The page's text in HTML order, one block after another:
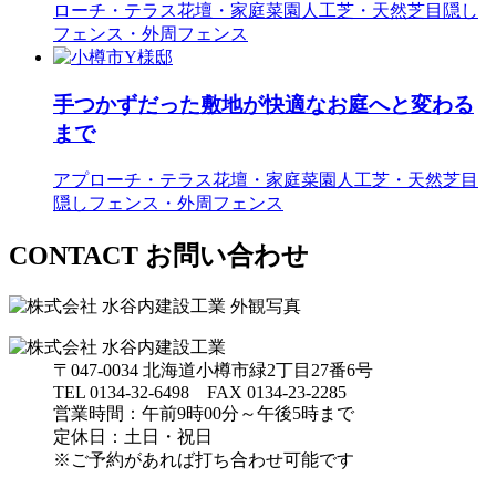
ローチ・テラス花壇・家庭菜園 人工芝・天然芝目隠し
フェンス・外周フェンス
手つかずだった敷地が快適なお庭へと変わる
まで
アプローチ・テラス花壇・家庭菜園 人工芝・天然芝目
隠しフェンス・外周フェンス
CONTACT お問い合わせ
〒047-0034 北海道小樽市緑2丁目27番6号
TEL 0134-32-6498 FAX 0134-23-2285
営業時間：午前9時00分～午後5時まで
定休日：土日・祝日
※ご予約があれば打ち合わせ可能です